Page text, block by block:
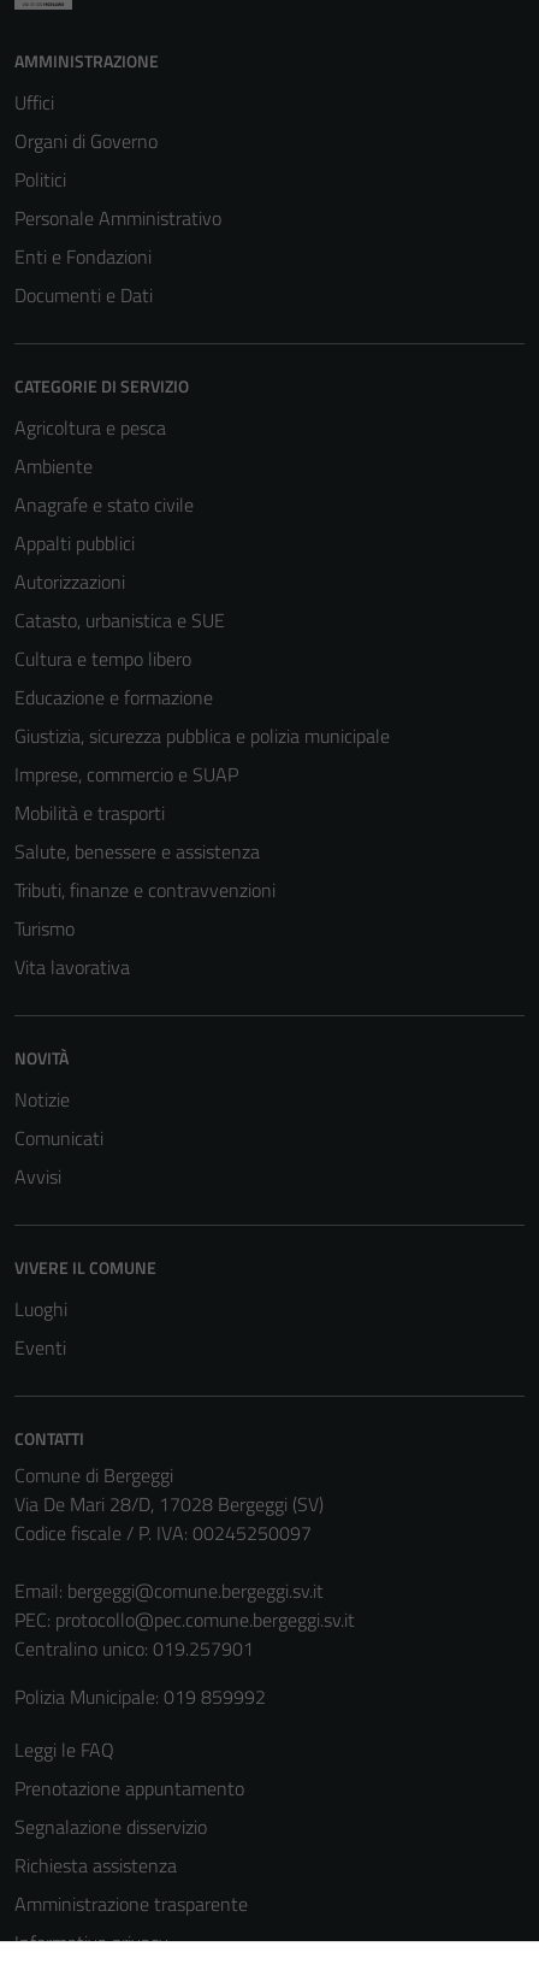
AMMINISTRAZIONE
Uffici
Organi di Governo
Politici
Personale Amministrativo
Enti e Fondazioni
Documenti e Dati
CATEGORIE DI SERVIZIO
Agricoltura e pesca
Ambiente
Anagrafe e stato civile
Appalti pubblici
Autorizzazioni
Catasto, urbanistica e SUE
Cultura e tempo libero
Educazione e formazione
Giustizia, sicurezza pubblica e polizia municipale
Imprese, commercio e SUAP
Mobilità e trasporti
Salute, benessere e assistenza
Tributi, finanze e contravvenzioni
Turismo
Vita lavorativa
NOVITÀ
Notizie
Comunicati
Avvisi
VIVERE IL COMUNE
Luoghi
Eventi
CONTATTI
Comune di Bergeggi
Via De Mari 28/D, 17028 Bergeggi (SV)
Codice fiscale / P. IVA: 00245250097
Email: bergeggi@comune.bergeggi.sv.it
PEC: protocollo@pec.comune.bergeggi.sv.it
Centralino unico: 019.257901
Polizia Municipale: 019 859992
Leggi le FAQ
Prenotazione appuntamento
Segnalazione disservizio
Richiesta assistenza
Amministrazione trasparente
Informativa privacy
possono